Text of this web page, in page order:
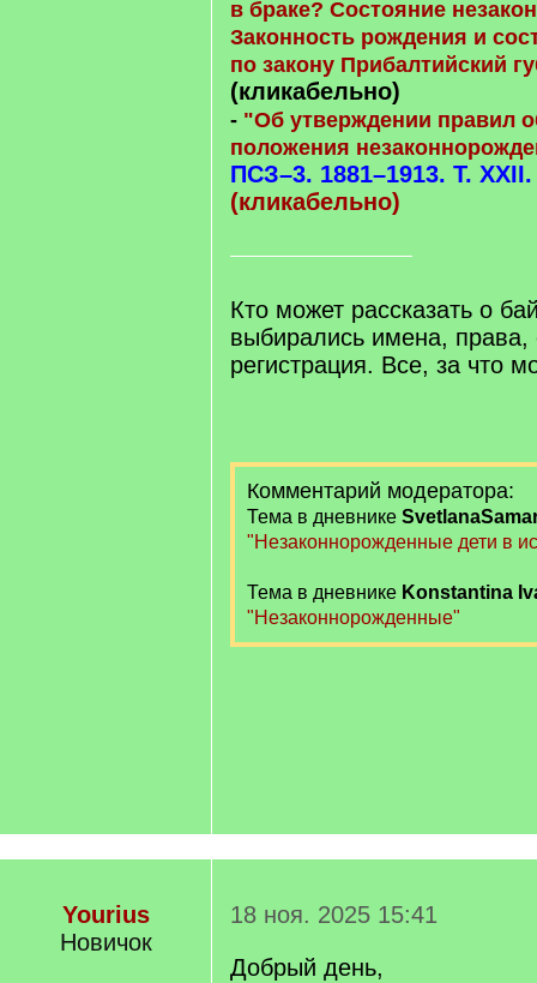
в браке? Состояние
Законность рождения и
по закону Прибалтийский
(кликабельно)
- "Об утверждении правил
положения
ПСЗ–3. 1881–1913. Т.
(кликабельно)
Кто может рассказать о
выбирались имена, права,
регистрация. Все, за что
Комментарий модератора:
Тема в дневнике
"Незаконнорожденные дети в
Тема в дневнике Konstantinа
"Незаконнорожденные"
Yourius
Новичок
18 ноя. 2025 15:41
Добрый день,